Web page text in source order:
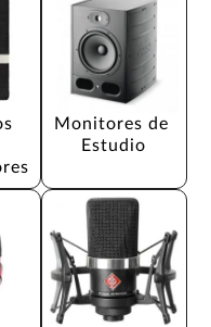
Monitores de
Estudio